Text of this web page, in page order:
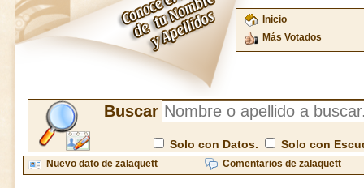
Inicio
Más Votados
Buscar
Solo con Datos. Solo con
Nuevo dato de zalaquett Comentarios de zalaquett